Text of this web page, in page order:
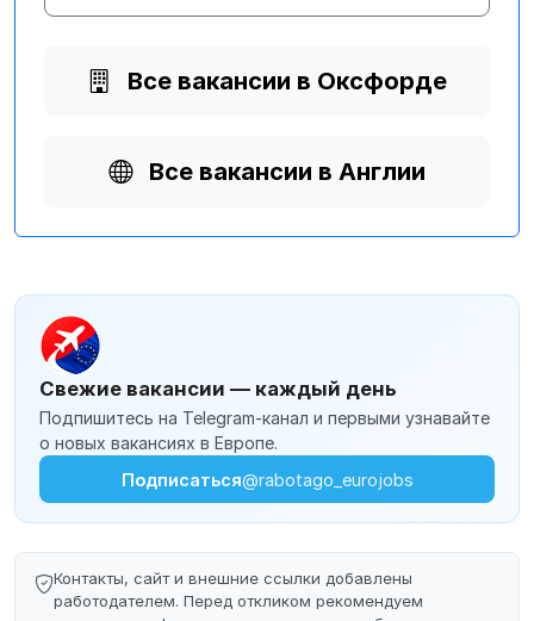
Все вакансии в Оксфорде
Все вакансии в Англии
Свежие вакансии — каждый день
Подпишитесь на Telegram-канал и первыми узнавайте
о новых вакансиях в Европе.
Подписаться@rabotago_eurojobs
Контакты, сайт и внешние ссылки добавлены
работодателем. Перед откликом рекомендуем